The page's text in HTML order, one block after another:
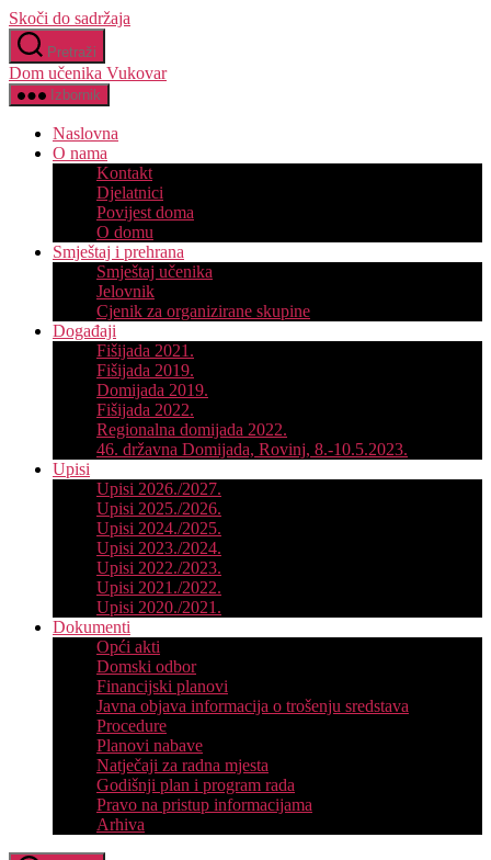
Skoči do sadržaja
Pretraži
Dom učenika Vukovar
Izbornik
Naslovna
O nama
Kontakt
Djelatnici
Povijest doma
O domu
Smještaj i prehrana
Smještaj učenika
Jelovnik
Cjenik za organizirane skupine
Događaji
Fišijada 2021.
Fišijada 2019.
Domijada 2019.
Fišijada 2022.
Regionalna domijada 2022.
46. državna Domijada, Rovinj, 8.-10.5.2023.
Upisi
Upisi 2026./2027.
Upisi 2025./2026.
Upisi 2024./2025.
Upisi 2023./2024.
Upisi 2022./2023.
Upisi 2021./2022.
Upisi 2020./2021.
Dokumenti
Opći akti
Domski odbor
Financijski planovi
Javna objava informacija o trošenju sredstava
Procedure
Planovi nabave
Natječaji za radna mjesta
Godišnji plan i program rada
Pravo na pristup informacijama
Arhiva